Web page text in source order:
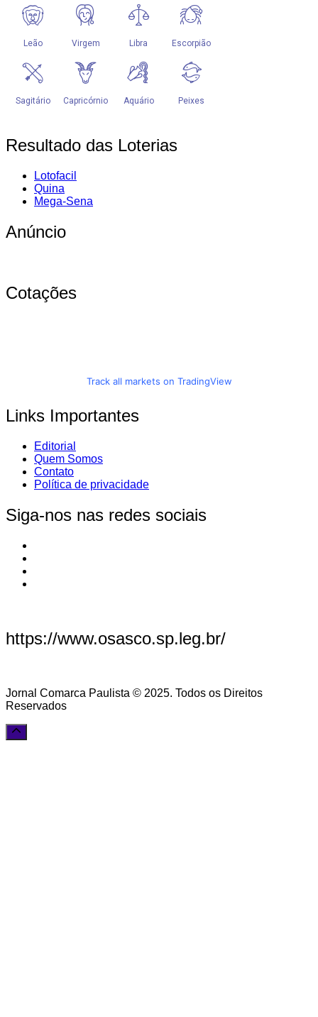
Resultado das Loterias
Lotofacil
Quina
Mega-Sena
Anúncio
Cotações
Track all markets on TradingView
Links Importantes
Editorial
Quem Somos
Contato
Política de privacidade
Siga-nos nas redes sociais
https://www.osasco.sp.leg.br/
Jornal Comarca Paulista © 2025. Todos os Direitos
Reservados